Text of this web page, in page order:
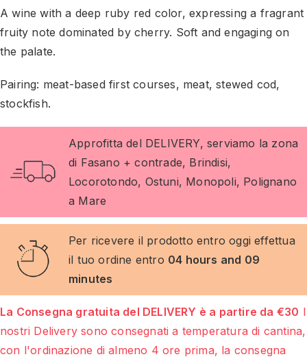
A wine with a deep ruby red color, expressing a fragrant
fruity note dominated by cherry. Soft and engaging on
the palate.
Pairing: meat-based first courses, meat, stewed cod,
stockfish.
Approfitta del DELIVERY, serviamo la zona
di Fasano + contrade, Brindisi,
Locorotondo, Ostuni, Monopoli, Polignano
a Mare
Per ricevere il prodotto entro oggi effettua
il tuo ordine entro 04 hours and 09
minutes
La Consegna gratuita del DELIVERY è a partire da €30 I
nostri Delivery sono consegnati a temperatura di cantina,
con l'ordinazione di almeno 4 ore prima, la consegna